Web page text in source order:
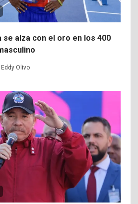
se alza con el oro en los 400
Eddy Olivo